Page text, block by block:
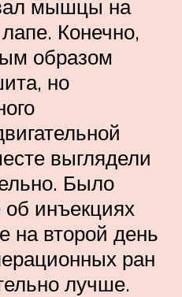
мышцы на
Конечно,
образом
но
выглядели
Было
инъекциях
на второй день
ран
лучше.